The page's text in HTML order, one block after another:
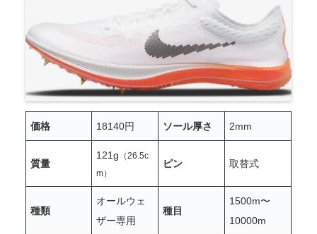
価格 18140円 ソール厚さ 2mm
質量
121g （26.5c
m）
ピン 取替式
種類
オールウェ
ザー専用
種目
1500m〜
10000m